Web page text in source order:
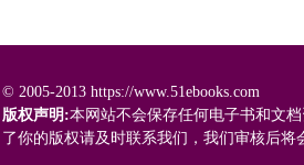
© 2005-2013 https://www.51ebooks.com
版权声明:本网站不会保存任何电子书和文
了你的版权请及时联系我们，我们审核后将